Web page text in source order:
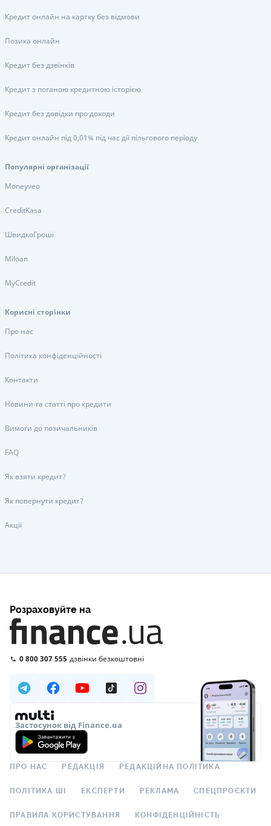
Кредит онлайн на картку без відмови
Позика онлайн
Кредит без дзвінків
Кредит з поганою кредитною історією
Кредит без довідки про доходи
Кредит онлайн під 0,01% під час дії пільгового періоду
Популярні організації
Moneyveo
CreditKasa
ШвидкоГроші
Miloan
MyCredit
Корисні сторінки
Про нас
Політика конфіденційності
Контакти
Новини та статті про кредити
Вимоги до позичальників
FAQ
Як взяти кредит?
Як повернути кредит?
Акції
Розраховуйте на
0 800 307 555 дзвінки безкоштовні
Застосунок від Finance.ua
ПРО НАС РЕДАКЦІЯ РЕДАКЦІЙНА ПОЛІТИКА
ПОЛІТИКА ШІ ЕКСПЕРТИ РЕКЛАМА СПЕЦПРОЄКТИ
ПРАВИЛА КОРИСТУВАННЯ КОНФІДЕНЦІЙНІСТЬ